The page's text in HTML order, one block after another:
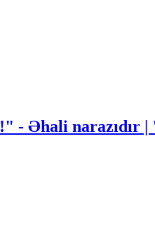
- Əhali narazıdır